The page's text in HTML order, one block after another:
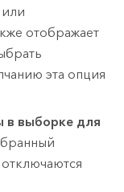
отображает
эта опция
в выборке для